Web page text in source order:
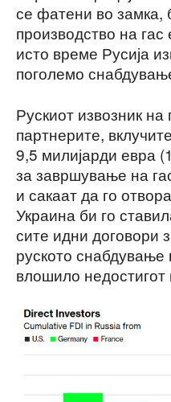
се фатени во замка,
производство на
исто време Русија
поголемо
Рускиот извозник на
партнерите,
9,5 милијарди евра
за завршување на
и сакаат да го
Украина би го
сите идни договори
руското снабдување
влошило недостигот